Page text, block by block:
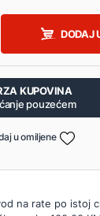
DODAJ
KUPOVINA
pouzećem
u omiljene
na rate po istoj